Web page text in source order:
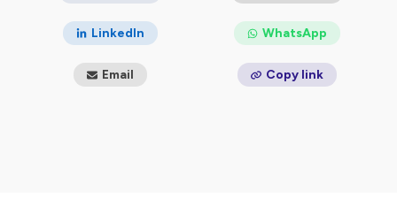
Hébergé par Ausha. Visitez
ausha.co/politique-de-
pour plus d'informations.
LinkedIn WhatsApp
Email Copy link